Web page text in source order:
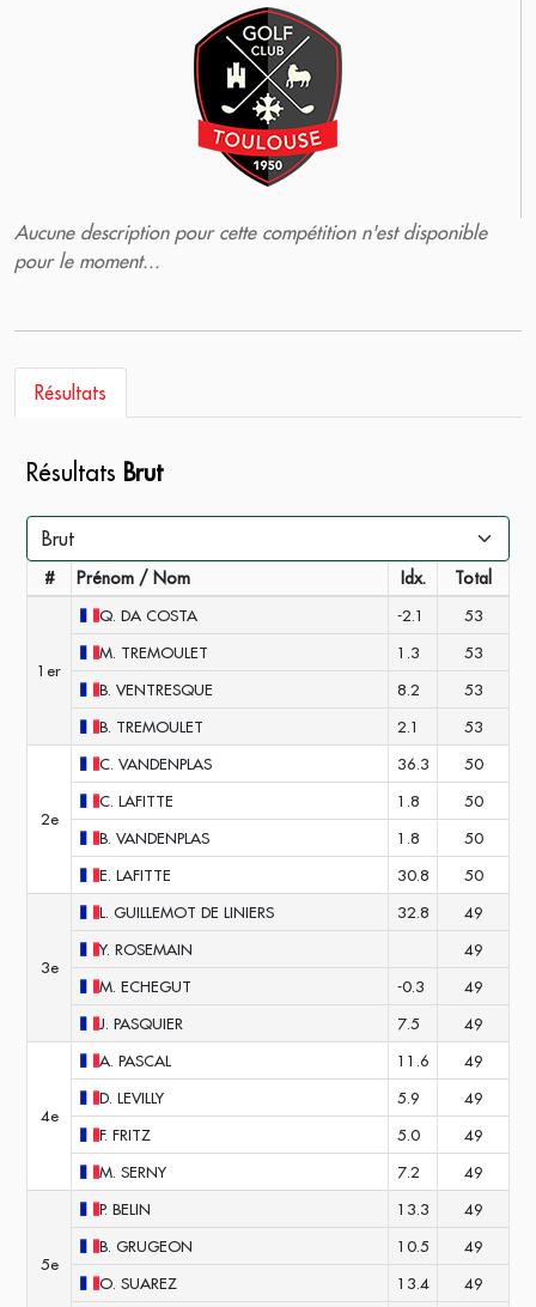
Aucune description pour cette compétition n'est disponible
pour le moment...
Résultats
Résultats Brut
# Prénom / Nom Idx. Total
1er
Q. DA COSTA -2.1
53
M. TREMOULET 1.3
53
B. VENTRESQUE 8.2
53
B. TREMOULET 2.1 53
2e
C. VANDENPLAS 36.3
50
C. LAFITTE 1.8
50
B. VANDENPLAS 1.8
50
E. LAFITTE 30.8 50
3e
L. GUILLEMOT DE LINIERS 32.8
49
Y. ROSEMAIN
49
M. ECHEGUT -0.3
49
J. PASQUIER 7.5 49
4e
A. PASCAL 11.6
49
D. LEVILLY 5.9
49
F. FRITZ 5.0
49
M. SERNY 7.2 49
5e
P. BELIN 13.3
49
B. GRUGEON 10.5
49
O. SUAREZ 13.4 49